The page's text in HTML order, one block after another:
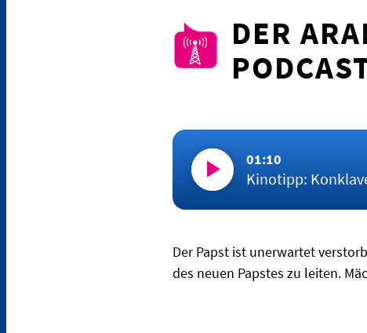
DER
01:10
Kinotipp:
Der Papst ist unerwartet
des neuen Papstes zu leiten.